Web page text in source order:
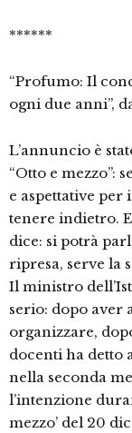
******
“Profumo: Il
ogni due anni”,
L’annuncio è
“Otto e mezzo”:
e aspettative per
tenere indietro.
dice: si potrà
ripresa, serve la
Il ministro
serio: dopo aver
organizzare,
docenti ha detto
nella seconda
l’intenzione
mezzo’ del 20